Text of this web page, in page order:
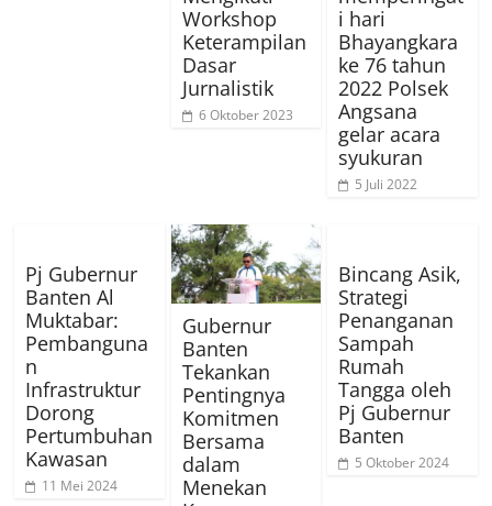
Workshop
Keterampilan
Dasar
Jurnalistik
6 Oktober 2023
i hari
Bhayangkara
ke 76 tahun
2022 Polsek
Angsana
gelar acara
syukuran
5 Juli 2022
Pj Gubernur
Banten Al
Muktabar:
Pembanguna
n
Infrastruktur
Dorong
Pertumbuhan
Kawasan
11 Mei 2024
Gubernur
Banten
Tekankan
Pentingnya
Komitmen
Bersama
dalam
Menekan
Bincang Asik,
Strategi
Penanganan
Sampah
Rumah
Tangga oleh
Pj Gubernur
Banten
5 Oktober 2024